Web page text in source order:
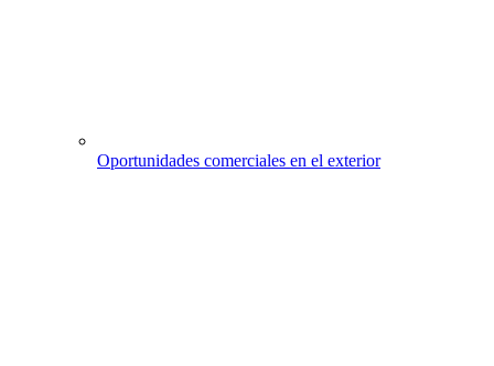
Oportunidades comerciales en el exterior